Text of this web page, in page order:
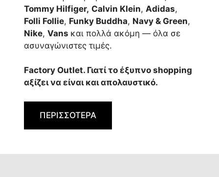
Tommy Hilfiger, Calvin Klein, Adidas,
Folli Follie, Funky Buddha, Navy & Green,
Nike, Vans και πολλά ακόμη — όλα σε
ασυναγώνιστες τιμές.
Factory Outlet. Γιατί το έξυπνο shopping
αξίζει να είναι και απολαυστικό.
ΠΕΡΙΣΣΟΤΕΡΑ